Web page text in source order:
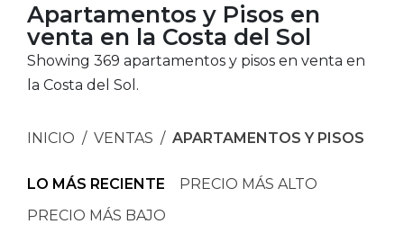
Apartamentos y Pisos en
venta en la Costa del Sol
Showing 369 apartamentos y pisos en venta en
la Costa del Sol.
INICIO VENTAS APARTAMENTOS Y PISOS
LO MÁS RECIENTE
PRECIO MÁS ALTO
PRECIO MÁS BAJO